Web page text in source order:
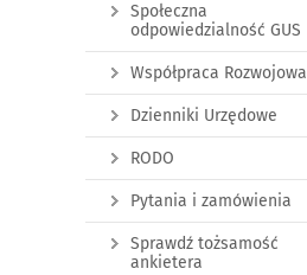
Społeczna
odpowiedzialność GUS
Współpraca Rozwojowa
Dzienniki Urzędowe
RODO
Pytania i zamówienia
Sprawdź tożsamość
ankietera